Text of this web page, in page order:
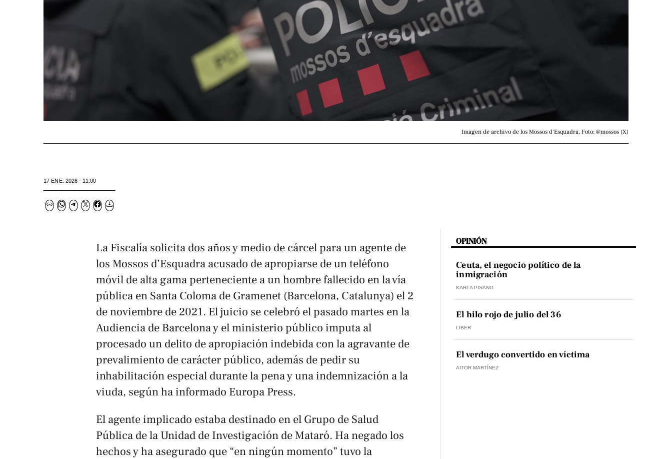
Imagen de archivo de los Mossos d'Esquadra. Foto: @mossos (X)
17 ENE. 2026 - 11:00
La Fiscalía solicita dos años y medio de cárcel para un agente de
los Mossos d’Esquadra acusado de apropiarse de un teléfono
móvil de alta gama perteneciente a un hombre fallecido en la vía
pública en Santa Coloma de Gramenet (Barcelona, Catalunya) el 2
de noviembre de 2021. El juicio se celebró el pasado martes en la
Audiencia de Barcelona y el ministerio público imputa al
procesado un delito de apropiación indebida con la agravante de
prevalimiento de carácter público, además de pedir su
inhabilitación especial durante la pena y una indemnización a la
viuda, según ha informado Europa Press.
El agente implicado estaba destinado en el Grupo de Salud
Pública de la Unidad de Investigación de Mataró. Ha negado los
hechos y ha asegurado que “en ningún momento” tuvo la
OPINIÓN
Ceuta, el negocio político de la
inmigración
KARLA PISANO
El hilo rojo de julio del 36
LIBER
El verdugo convertido en víctima
AITOR MARTÍNEZ